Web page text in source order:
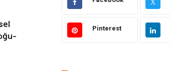
X
Pinterest